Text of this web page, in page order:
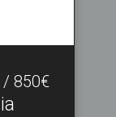
/ 850€